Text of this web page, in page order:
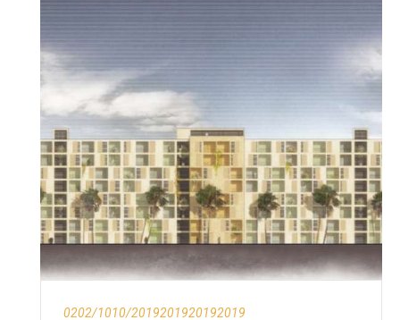
0202/1010/2019201920192019